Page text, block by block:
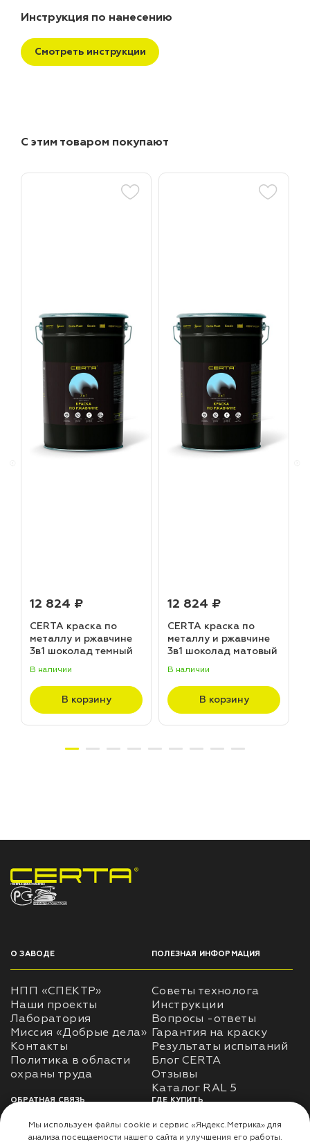
Инструкция по нанесению
Смотреть инструкции
С этим товаром покупают
12 824 ₽
CERTA краска по
металлу и ржавчине
3в1 шоколад темный
(20,0кг)
В наличии
В корзину
12 824 ₽
CERTA краска по
металлу и ржавчине
3в1 шоколад матовый
В наличии
В корзину
НПП «СПЕКТР» ЗАВОД ЛАКОКРАСОЧНЫХ МАТЕРИАЛОВ
О ЗАВОДЕ
НПП «СПЕКТР»
Наши проекты
Лаборатория
Миссия «Добрые дела»
Контакты
Политика в области
ПОЛЕЗНАЯ ИНФОРМАЦИЯ
Советы технолога
Инструкции
Вопросы -ответы
Гарантия на краску
Результаты испытаний
Блог CERTA
Отзывы
Каталог RAL 5
ОБРАТНАЯ СВЯЗЬ
Использование
ГДЕ КУПИТЬ
Доставка